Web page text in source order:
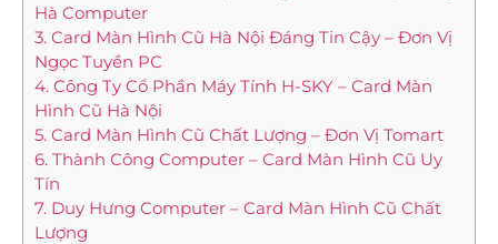
Hà Computer
3. Card Màn Hình Cũ Hà Nội Đáng Tin Cậy – Đơn Vị
Ngọc Tuyền PC
4. Công Ty Cổ Phần Máy Tính H-SKY – Card Màn
Hình Cũ Hà Nội
5. Card Màn Hình Cũ Chất Lượng – Đơn Vị Tomart
6. Thành Công Computer – Card Màn Hình Cũ Uy
Tín
7. Duy Hưng Computer – Card Màn Hình Cũ Chất
Lượng